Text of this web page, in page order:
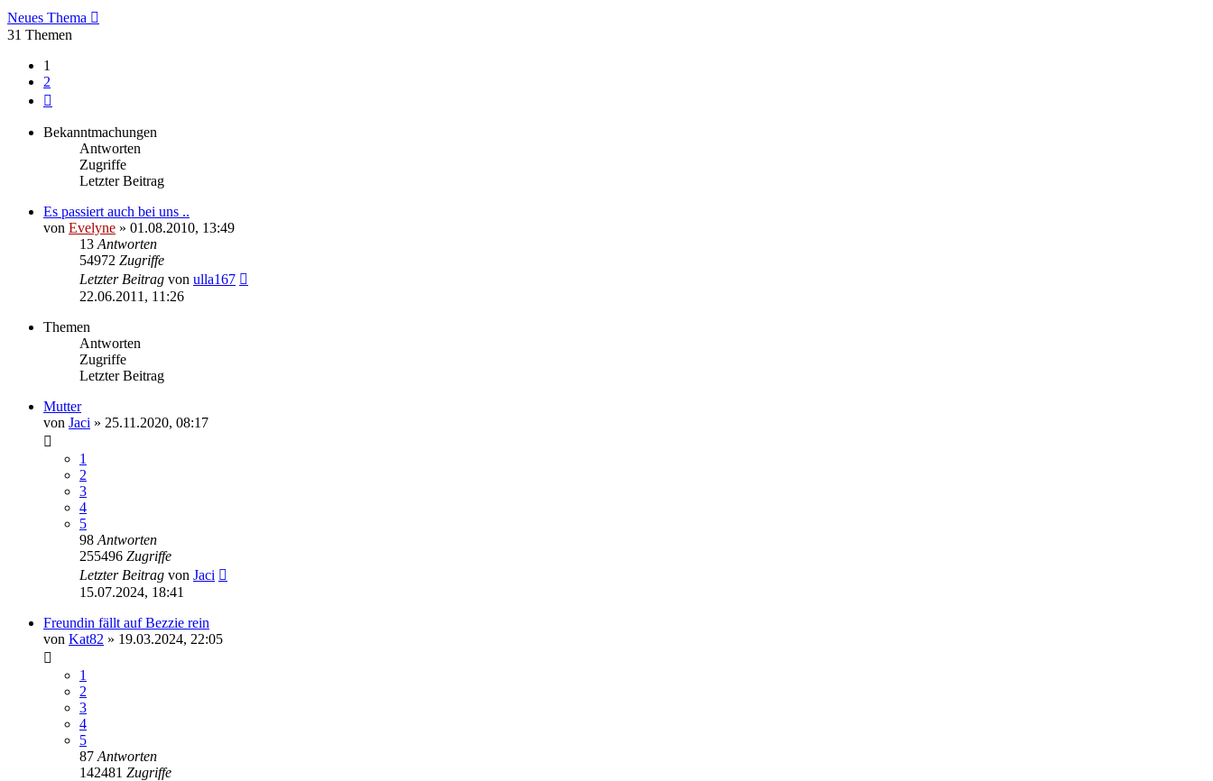
Neues Thema
31 Themen
1
2
Bekanntmachungen
Antworten
Zugriffe
Letzter Beitrag
Es passiert auch bei uns ..
von Evelyne » 01.08.2010, 13:49
13 Antworten
54972 Zugriffe
Letzter Beitrag von ulla167
22.06.2011, 11:26
Themen
Antworten
Zugriffe
Letzter Beitrag
Mutter
von Jaci » 25.11.2020, 08:17
1
2
3
4
5
98 Antworten
255496 Zugriffe
Letzter Beitrag von Jaci
15.07.2024, 18:41
Freundin fällt auf Bezzie rein
von Kat82 » 19.03.2024, 22:05
1
2
3
4
5
87 Antworten
142481 Zugriffe